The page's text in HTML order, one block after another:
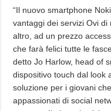
“Il nuovo smartphone
vantaggi dei servizi Ovi
altro, ad un prezzo
che farà felici tutte le
detto Jo Harlow, head of
dispositivo touch dal look
soluzione per i giovani
appassionati di social